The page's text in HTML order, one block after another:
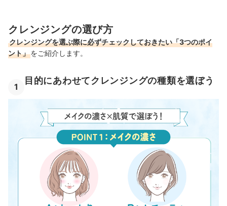
クレンジングの選び方
クレンジングを選ぶ際に必ずチェックしておきたい「3つのポイ
ント」をご紹介します。
1
目的にあわせてクレンジングの種類を選ぼう